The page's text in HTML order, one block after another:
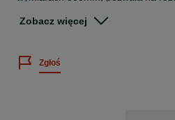
pasków napędowych. Wał
wyłączniki, które w razie
tym idzie zatrzymają bęben roboczy.
- mocny silnik Loncin G420F z
Zobacz więcej
Zgłoś